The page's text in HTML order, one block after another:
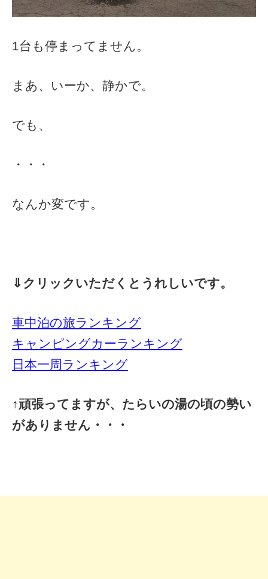
1台も停まってません。
まあ、いーか、静かで。
でも、
・・・
なんか変です。
⇓クリックいただくとうれしいです。
車中泊の旅ランキング
キャンピングカーランキング
日本一周ランキング
↑頑張ってますが、たらいの湯の頃の勢い
がありません・・・